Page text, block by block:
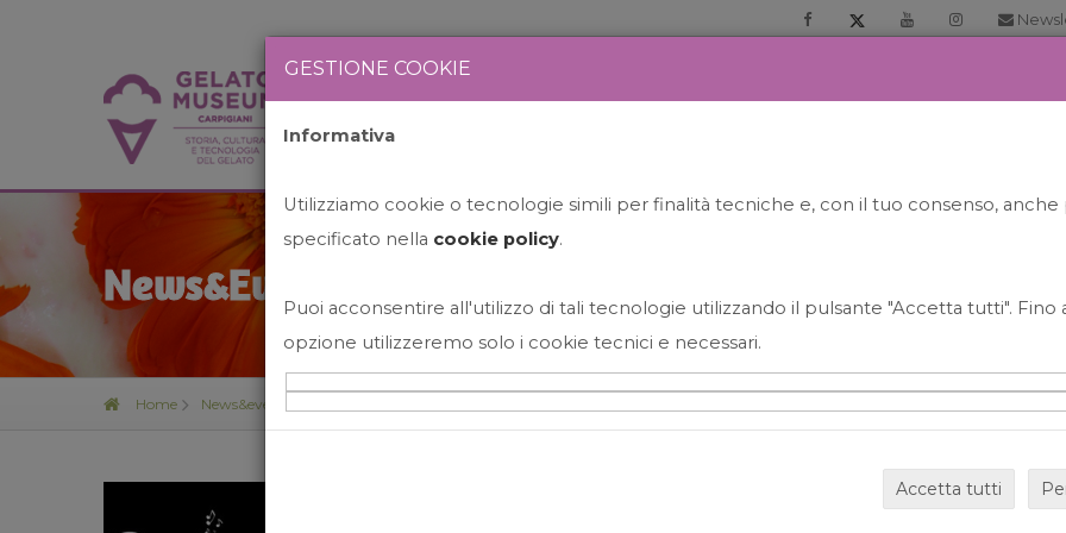
News&Events
Home News&events
HAPPY HOUR GRECO CON
GESTIONE COOKIE
Informativa
Utilizziamo cookie o tecnologie simili per finalità tecniche e, con il tuo consenso,
specificato nella cookie policy.
Puoi acconsentire all'utilizzo di tali tecnologie utilizzando il pulsante "Accetta tutti". Fino
opzione utilizzeremo solo i cookie tecnici e necessari.
Accetta tutti